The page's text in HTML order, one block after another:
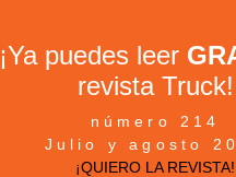
+ NOTICIAS...
¡Ya puedes leer
revista Truck!
número 214
Julio y agosto
¡QUIERO LA REVISTA!